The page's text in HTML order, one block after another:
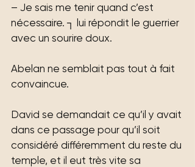
– Je sais me tenir quand c’est
nécessaire. ┐ lui répondit le guerrier
avec un sourire doux.
Abelan ne semblait pas tout à fait
convaincue.
David se demandait ce qu’il y avait
dans ce passage pour qu’il soit
considéré différemment du reste du
temple, et il eut très vite sa